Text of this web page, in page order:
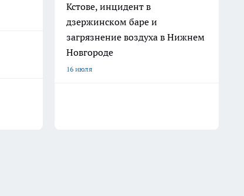
Кстове, инцидент в
дзержинском баре и
загрязнение воздуха в Нижнем
Новгороде
16 июля